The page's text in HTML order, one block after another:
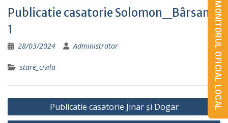
Publicatie casatorie Solomon_Bârsan-
1
28/03/2024 Administrator
stare_civila
Navigare
în
Publicatie casatorie Jinar și Dogar
MONITORUL OFICIAL LOCAL